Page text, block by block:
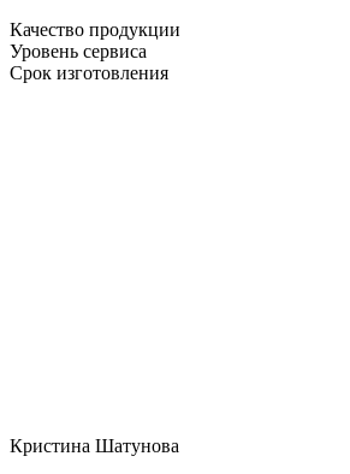
Качество продукции
Уровень сервиса
Срок изготовления
Кристина Шатунова